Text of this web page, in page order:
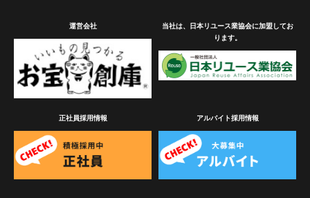
運営会社
当社は、日本リユース業協会に加盟してお
ります。
正社員採用情報 アルバイト採用情報